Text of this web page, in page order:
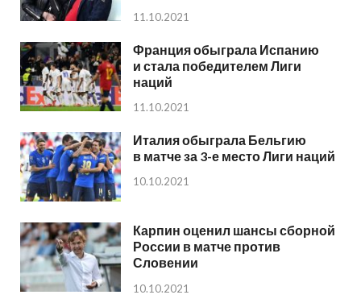
11.10.2021
Франция обыграла Испанию
и стала победителем Лиги
наций
11.10.2021
Италия обыграла Бельгию
в матче за 3-е место Лиги наций
10.10.2021
Карпин оценил шансы сборной
России в матче против
Словении
10.10.2021